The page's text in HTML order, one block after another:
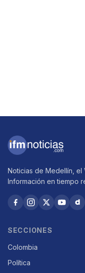
Noticias de Medellín, el
Información en tiempo
SECCIONES
Colombia
Política